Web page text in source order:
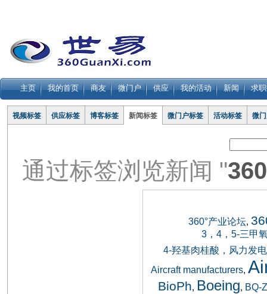
主页 我的首页 商友 微门户 供应 我的活动 新闻 求
视频标签 供应标签 博客标签 新闻标签 微门户标签 活动标签 微
通过标签浏览新闻 "
360°产业论坛,
3，4，5-三甲
4-羟基肉桂酸，风力发电
Aircraft manufacturers,
BioPh, Boeing, BQ-